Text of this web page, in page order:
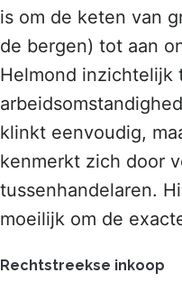
is om de keten van
de bergen) tot aan
Helmond inzichtelijk
klinkt eenvoudig,
kenmerkt zich door
tussenhandelaren.
moeilijk om de
Rechtstreekse inkoop